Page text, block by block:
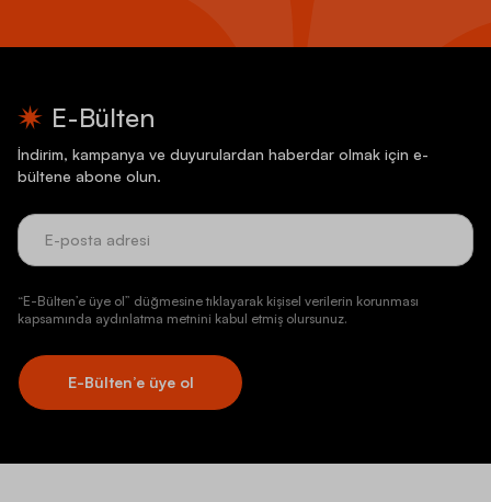
E-Bülten
İndirim, kampanya ve duyurulardan haberdar olmak için e-
bültene abone olun.
“E-Bülten’e üye ol” düğmesine tıklayarak kişisel verilerin korunması
kapsamında aydınlatma metnini kabul etmiş olursunuz.
E-Bülten’e üye ol